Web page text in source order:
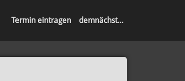
Termin eintragen demnächst...